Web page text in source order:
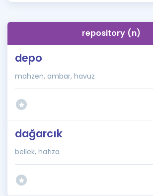
İngilizce Gramer
repository (n)
depo
mahzen, ambar, havuz
dağarcık
bellek, hafıza